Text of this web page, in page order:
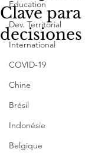
Education
Dev. Territorial
International
COVID-19
Chine
Brésil
Indonésie
Belgique
Clave
decisiones